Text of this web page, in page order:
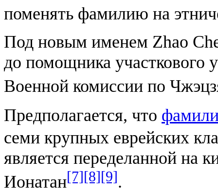
поменять фамилию на
Под новым именем Zhao
до помощника участкового
Военной комиссии по
Предполагается, что
семи крупных еврейских
является переделанной на
Ионатан[7][8][9].